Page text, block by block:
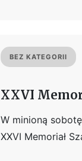
BEZ KATEGORII
XXVI
W minioną
XXVI Memoriał